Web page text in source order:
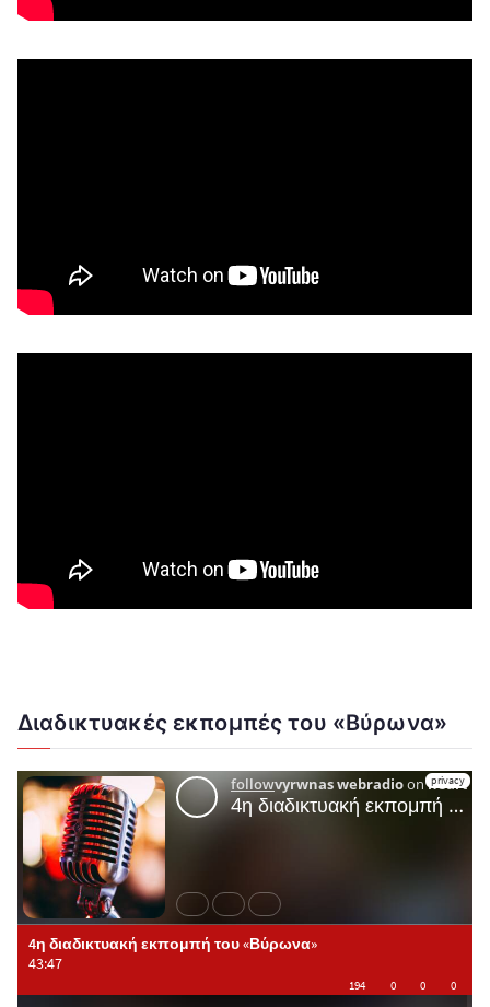
Διαδικτυακές εκπομπές του «Βύρωνα»